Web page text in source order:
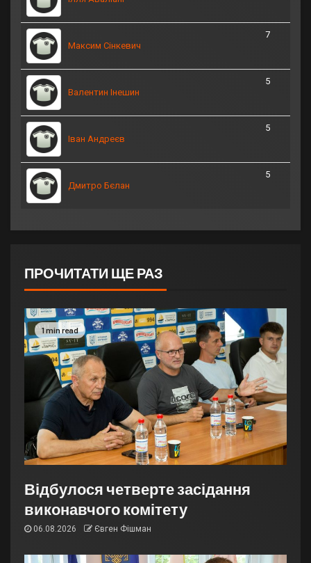
Максим Сінкевич
7
Валентин Інешин
5
Іван Андреєв
5
Дмитро Бєлан
5
ПРОЧИТАТИ ЩЕ РАЗ
1 min read
Відбулося четверте засідання
виконавчого комітету
06.08.2026 Євген Фішман